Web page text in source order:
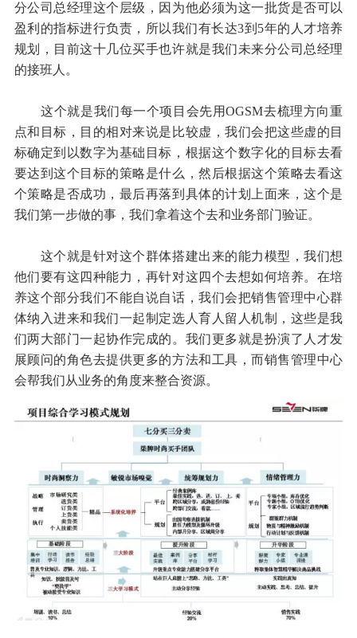
分公司总经理这个层级，因为他必须为这一批货是否可以
盈利的指标进行负责，所以我们有长达3到5年的人才培养
规划，目前这十几位买手也许就是我们未来分公司总经理
的接班人。
这个就是我们每一个项目会先用OGSM去梳理方向重
点和目标，目的相对来说是比较虚，我们会把这些虚的目
标确定到以数字为基础目标，根据这个数字化的目标去看
要达到这个目标的策略是什么，然后根据这个策略去看这
个策略是否成功，最后再落到具体的计划上面来，这个是
我们第一步做的事，我们拿着这个去和业务部门验证。
这个就是针对这个群体搭建出来的能力模型，我们想
他们要有这四种能力，再针对这四个去想如何培养。在培
养这个部分我们不能自说自话，我们会把销售管理中心群
体纳入进来和我们一起制定选人育人留人机制，这些是我
们两大部门一起协作完成的。我们更多就是扮演了人才发
展顾问的角色去提供更多的方法和工具，而销售管理中心
会帮我们从业务的角度来整合资源。